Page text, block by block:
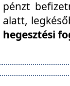
pénzt
alatt,
hegesztési